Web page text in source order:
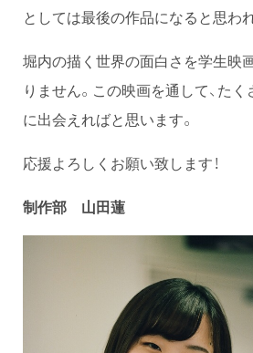
としては最後の作品になると思わ
堀内の描く世界の面白さを学生映
りません。この映画を通して、た
に出会えればと思います。
応援よろしくお願い致します！
制作部 山田蓮